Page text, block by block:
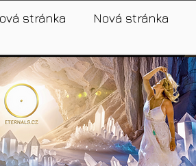
stránka Nová stránka